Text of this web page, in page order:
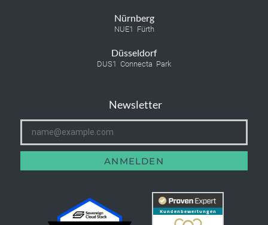
Nürnberg
NUE1 Fürth
Düsseldorf
DUS1 Connecta Park
Newsletter
ANMELDEN